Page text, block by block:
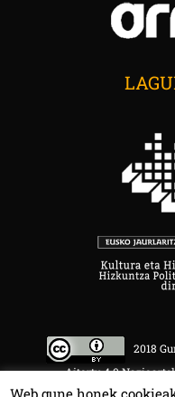
2018
Aitortu 4.0
Web gune honek